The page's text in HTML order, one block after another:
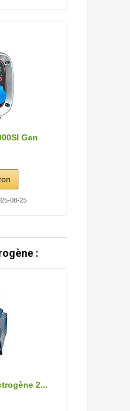
Gen
08-25
:
2...